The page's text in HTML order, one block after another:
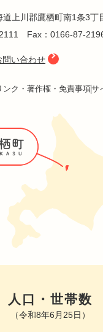
上川郡鷹栖町南1条3丁
Fax：0166-87-
問い合わせ
ンク・著作権・免責事項サ
人口・世帯数
（令和8年6月25日）